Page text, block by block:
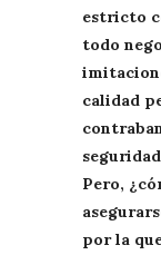
estricto
todo
calidad
Pero,
por la